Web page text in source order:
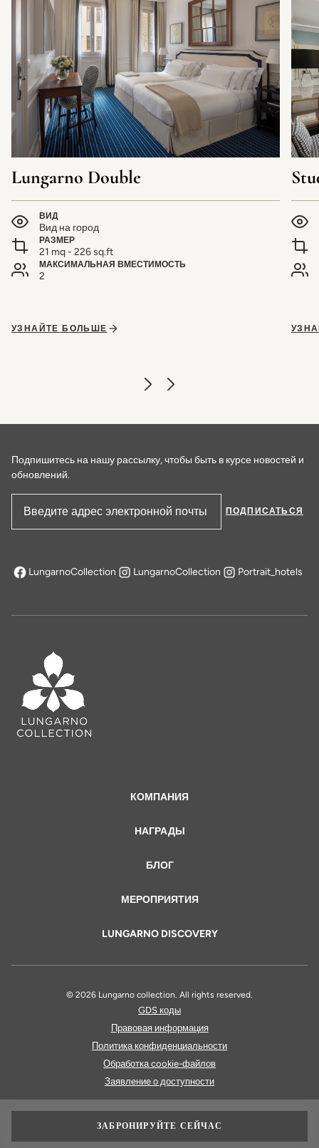
ЗАБРОНИРУЙТЕ СЕЙЧАС
Lungarno Double
ВИД
Вид на город
РАЗМЕР
21 mq - 226 sq.ft
МАКСИМАЛЬНАЯ ВМЕСТИМОСТЬ
2
УЗНАЙТЕ БОЛЬШЕ
КОМПАНИЯ
НАГРАДЫ
БЛОГ
МЕРОПРИЯТИЯ
LUNGARNO DISCOVERY
Подпишитесь на нашу рассылку, чтобы быть в курсе новостей и
обновлений.
Адрес электронной почты
ПОДПИСАТЬСЯ
LungarnoCollection
открывается в новой вкладке
LungarnoCollection Portrait_hotels
© 2026 Lungarno collection. All rights reserved.
GDS коды
Правовая информация
Политика конфиденциальности
Обработка cookie-файлов
Заявление о доступности